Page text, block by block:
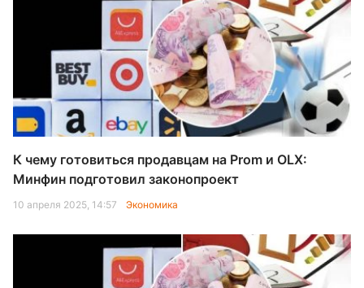
К чему готовиться продавцам на Prom и OLX:
Минфин подготовил законопроект
10 апреля 2025, 14:57 Экономика